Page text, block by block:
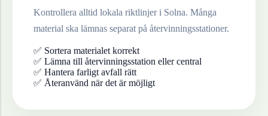
Kontrollera alltid lokala riktlinjer i Solna. Många
material ska lämnas separat på återvinningsstationer.
✅ Sortera materialet korrekt
✅ Lämna till återvinningsstation eller central
✅ Hantera farligt avfall rätt
✅ Återanvänd när det är möjligt